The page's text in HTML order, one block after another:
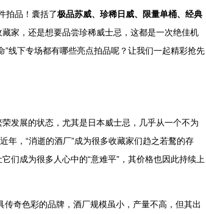
拍品！囊括了极品苏威、珍稀日威、限量单桶、经典
家，还是想要品尝珍稀威士忌，这都是一次绝佳机
”线下专场都有哪些亮点拍品呢？让我们一起精彩抢先
发展的状态，尤其是日本威士忌，几乎从一个不为
年，“消逝的酒厂”成为很多收藏家们趋之若鹜的存
们成为很多人心中的“意难平”，其价格也因此持续上
奇色彩的品牌，酒厂规模虽小，产量不高，但其出